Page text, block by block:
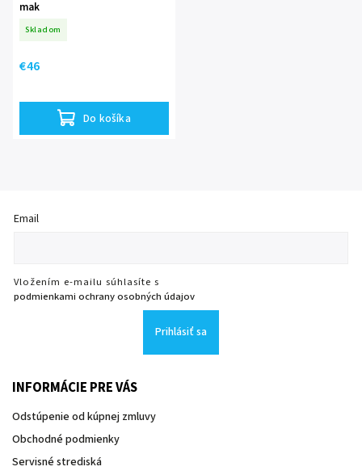
mak
Skladom
€46
Do košíka
Email
Vložením e-mailu súhlasíte s
podmienkami ochrany osobných údajov
Prihlásiť sa
INFORMÁCIE PRE VÁS
Odstúpenie od kúpnej zmluvy
Obchodné podmienky
Servisné strediská